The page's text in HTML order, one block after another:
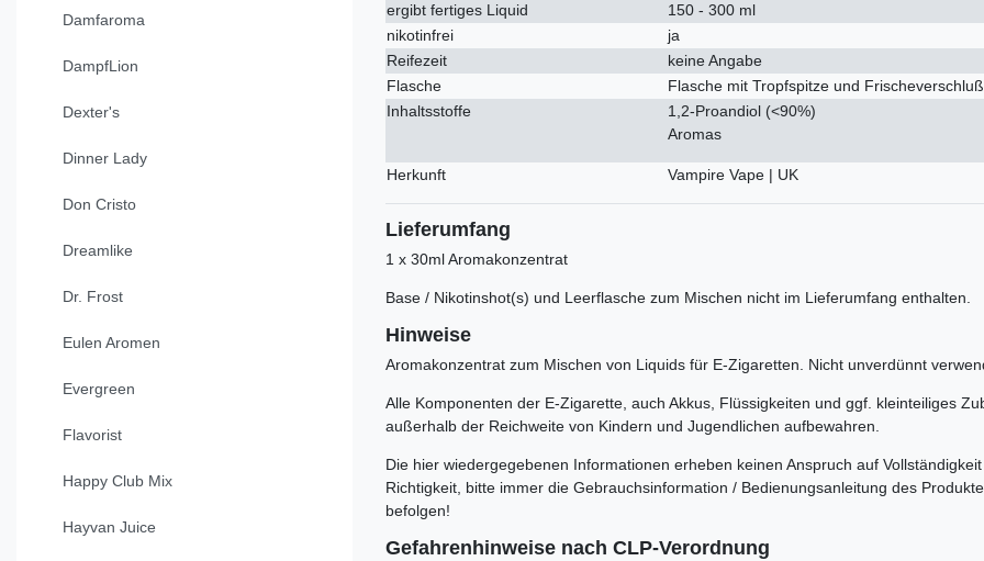
Damfaroma
DampfLion
Dexter's
Dinner Lady
Don Cristo
Dreamlike
Dr. Frost
Eulen Aromen
Evergreen
Flavorist
Happy Club Mix
Hayvan Juice
ergibt fertiges Liquid
150 - 300 ml
nikotinfrei
ja
Reifezeit
keine Angabe
Flasche
Flasche mit Tropfspitze und Frischeverschluß
Inhaltsstoffe
1,2-Proandiol (<90%)
Aromas
Herkunft Vampire Vape | UK
Lieferumfang
1 x 30ml Aromakonzentrat
Base / Nikotinshot(s) und Leerflasche zum Mischen nicht im Lieferumfang enthalten.
Hinweise
Aromakonzentrat zum Mischen von Liquids für E-Zigaretten. Nicht unverdünnt
Alle Komponenten der E-Zigarette, auch Akkus, Flüssigkeiten und ggf. kleinteiliges
außerhalb der Reichweite von Kindern und Jugendlichen aufbewahren.
Die hier wiedergegebenen Informationen erheben keinen Anspruch auf
Richtigkeit, bitte immer die Gebrauchsinformation / Bedienungsanleitung des
befolgen!
Gefahrenhinweise nach CLP-Verordnung